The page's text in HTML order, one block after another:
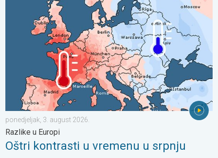
ponedjeljak, 3. august 2026.
Razlike u Europi
Oštri kontrasti u vremenu u srpnju